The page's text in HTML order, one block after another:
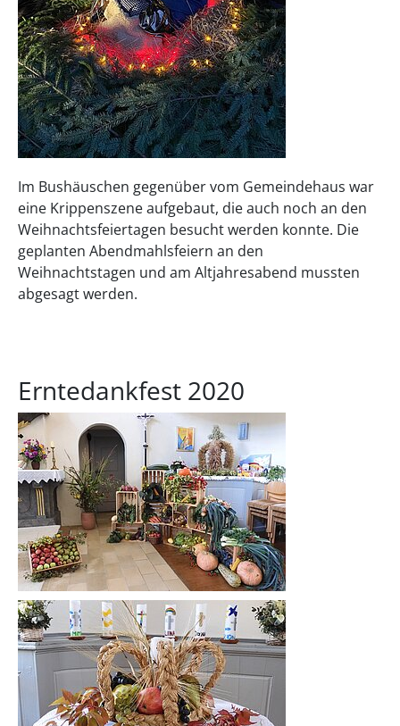
Im Bushäuschen gegenüber vom Gemeindehaus war
eine Krippenszene aufgebaut, die auch noch an den
Weihnachtsfeiertagen besucht werden konnte. Die
geplanten Abendmahlsfeiern an den
Weihnachtstagen und am Altjahresabend mussten
abgesagt werden.
Erntedankfest 2020